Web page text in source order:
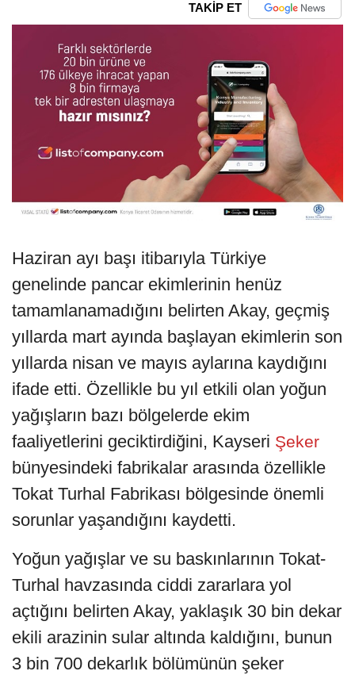
TAKİP ET
Haziran ayı başı itibarıyla Türkiye
genelinde pancar ekimlerinin henüz
tamamlanamadığını belirten Akay, geçmiş
yıllarda mart ayında başlayan ekimlerin son
yıllarda nisan ve mayıs aylarına kaydığını
ifade etti. Özellikle bu yıl etkili olan yoğun
yağışların bazı bölgelerde ekim
faaliyetlerini geciktirdiğini, Kayseri Şeker
bünyesindeki fabrikalar arasında özellikle
Tokat Turhal Fabrikası bölgesinde önemli
sorunlar yaşandığını kaydetti.
Yoğun yağışlar ve su baskınlarının Tokat-
Turhal havzasında ciddi zararlara yol
açtığını belirten Akay, yaklaşık 30 bin dekar
ekili arazinin sular altında kaldığını, bunun
3 bin 700 dekarlık bölümünün şeker